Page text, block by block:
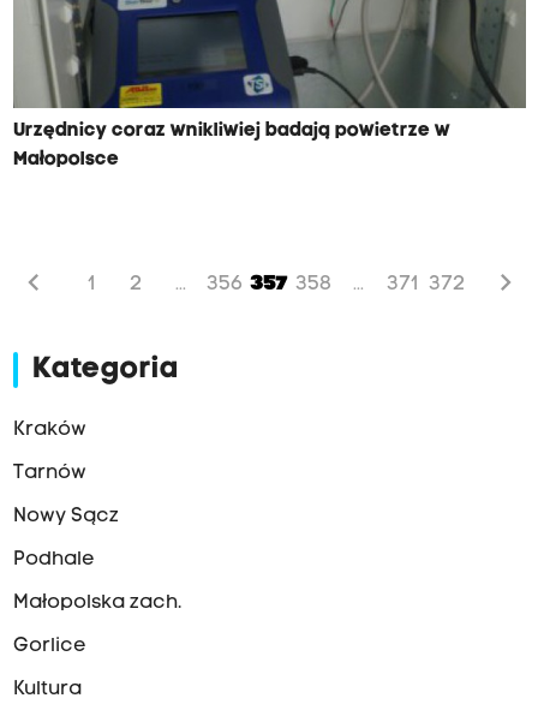
Urzędnicy coraz wnikliwiej badają powietrze w
Małopolsce
chevron_left 1 2 ... 356 357 358 ... 371 372 chevron_right
Kategoria
Kraków
Tarnów
Nowy Sącz
Podhale
Małopolska zach.
Gorlice
Kultura